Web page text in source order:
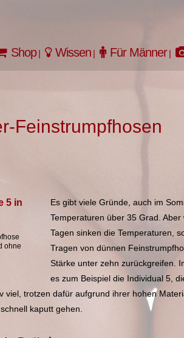
Shop Wissen Für Männer
Feinstrumpfhosen
ohne
Es gibt viele Gründe, auch im
Temperaturen über 35 Grad.
Tagen sinken die Temperaturen,
Tragen von dünnen
Stärke unter zehn zurückgreifen.
es zum Beispiel die Individual 5,
viel, trotzen dafür aufgrund ihrer hohen
kaputt gehen.